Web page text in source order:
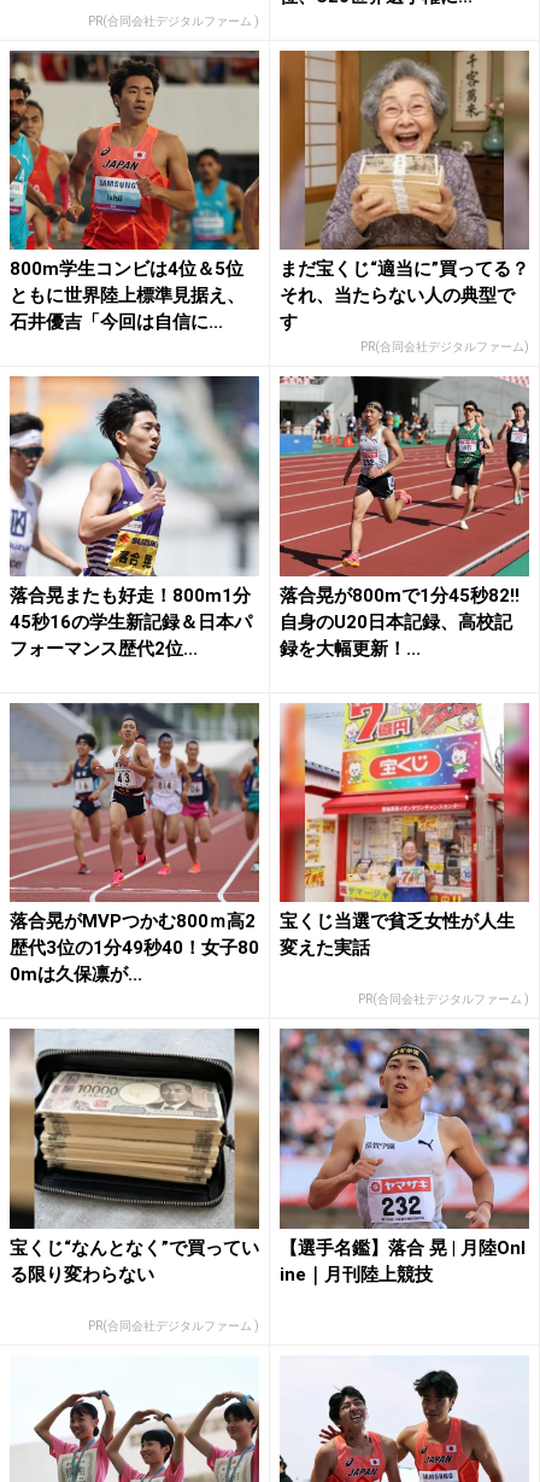
PR(合同会社デジタルファーム )
800m学生コンビは4位＆5位
ともに世界陸上標準見据え、
石井優吉「今回は自信に...
まだ宝くじ“適当に”買ってる？
それ、当たらない人の典型で
す
PR(合同会社デジタルファーム)
落合晃またも好走！800m1分
45秒16の学生新記録＆日本パ
フォーマンス歴代2位...
落合晃が800mで1分45秒82!!
自身のU20日本記録、高校記
録を大幅更新！...
落合晃がMVPつかむ800ｍ高2
歴代3位の1分49秒40！女子80
0mは久保凛が...
宝くじ当選で貧乏女性が人生
変えた実話
PR(合同会社デジタルファーム )
宝くじ“なんとなく”で買ってい
る限り変わらない
PR(合同会社デジタルファーム )
【選手名鑑】落合 晃 | 月陸Onl
ine｜月刊陸上競技